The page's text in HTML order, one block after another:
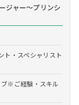
ジャー～プリンシ
ト・スペシャリスト
※ご経験・スキル